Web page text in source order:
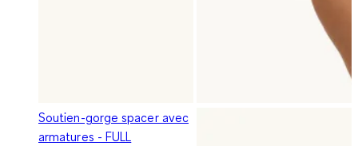
Soutien-gorge spacer avec
armatures - FULL